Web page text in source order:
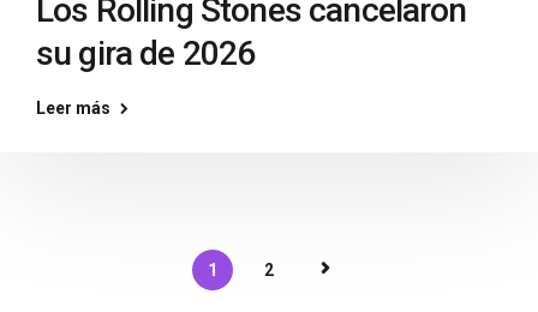
Los Rolling Stones cancelaron
su gira de 2026
Leer más
1 2